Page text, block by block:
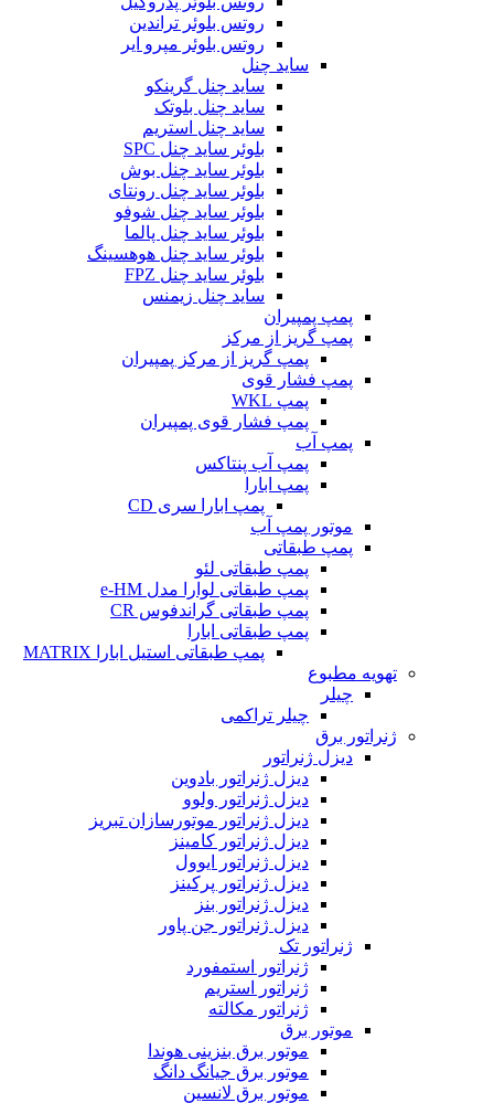
روتس بلوئر تراندین
روتس بلوئر مپرو ایر
ساید چنل
ساید چنل گرینکو
ساید چنل بلوتک
ساید چنل استریم
بلوئر ساید چنل SPC
بلوئر ساید چنل بوش
بلوئر ساید چنل رونتای
بلوئر ساید چنل شوفو
بلوئر ساید چنل پالما
بلوئر ساید چنل هوهسینگ
بلوئر ساید چنل FPZ
ساید چنل زیمنس
پمپ پمپیران
پمپ گریز از مرکز
پمپ گریز از مرکز پمپیران
پمپ فشار قوی
پمپ WKL
پمپ فشار قوی پمپیران
پمپ آب
پمپ آب پنتاکس
پمپ ابارا
پمپ ابارا سری CD
موتور پمپ آب
پمپ طبقاتی
پمپ طبقاتی لئو
پمپ طبقاتی لوارا مدل e-HM
پمپ طبقاتی گراندفوس CR
پمپ طبقاتی ابارا
پمپ طبقاتی استیل ابارا MATRIX
تهویه مطبوع
چیلر
چیلر تراکمی
ژنراتور برق
دیزل ژنراتور
دیزل ژنراتور بادوین
دیزل ژنراتور ولوو
دیزل ژنراتور موتورسازان تبریز
دیزل ژنراتور کامینز
دیزل ژنراتور ایوول
دیزل ژنراتور پرکینز
دیزل ژنراتور بنز
دیزل ژنراتور جن پاور
ژنراتور تک
ژنراتور استمفورد
ژنراتور استریم
ژنراتور مکالته
موتور برق
موتور برق بنزینی هوندا
موتور برق جیانگ دانگ
موتور برق لانسین